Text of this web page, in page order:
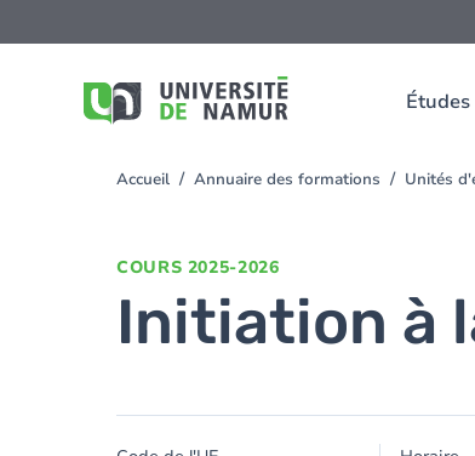
Études
au
You
Accueil Annuaire des formations Unités
COURS 2025-2026
Initiation à